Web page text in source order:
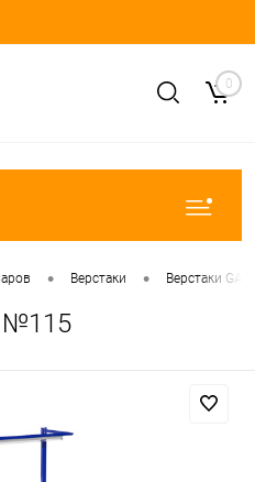
0
• Верстаки • Верстаки
№115